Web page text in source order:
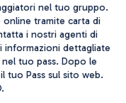
nel tuo gruppo.
tramite carta di
i nostri agenti di
informazioni dettagliate
tuo pass. Dopo le
tuo Pass sul sito web.